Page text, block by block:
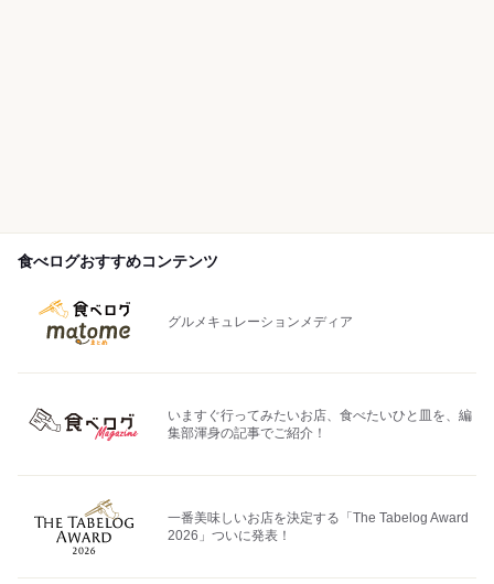
食べログおすすめコンテンツ
グルメキュレーションメディア
いますぐ行ってみたいお店、食べたいひと皿を、編
集部渾身の記事でご紹介！
一番美味しいお店を決定する「The Tabelog Award
2026」ついに発表！